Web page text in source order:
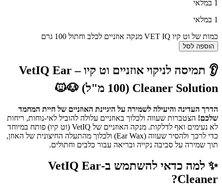
1 במלאי
1 במלאי
כמות של וט קיו VET IQ מנקה אוזניים לכלב וחתול 100 גרם
הוספה לסל
👂 תמיסה לניקוי אוזניים וט קיו – VetIQ Ear
Cleaner Solution (100 מ"ל) 🐶🐱
הדרך העדינה והיעילה לשמירה על היגיינת האוזניים של חיית המחמד
שלכם! הצטברות שעווה ולכלוך באוזניים עלולה להוביל לאי-נוחות, ריחות
לא נעימים ואף לדלקות. מנקה האוזניים של VetIQ (וט קיו) פותח במיוחד
כדי לרכך ולהסיר שעווה (Ear Wax) ולכלוך מהתעלה החיצונית של האוזן,
תוך שמירה על סביבה נקייה ובריאה עבור כלבים וחתולים.
✨ למה כדאי להשתמש ב-VetIQ Ear
Cleaner?